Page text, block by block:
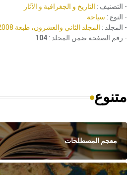
- التصنيف : التاريخ و الجغرافية و الآثار
- النوع : سياحة
- المجلد : المجلد الثاني والعشرون، طبعة 2008، دمشق
- رقم الصفحة ضمن المجلد : 104
متنوع
معجم المصطلحات